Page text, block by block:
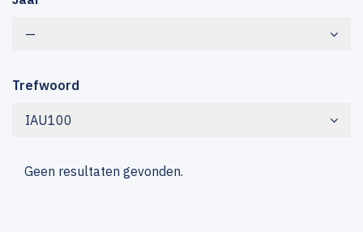
—
Trefwoord
IAU100
Geen resultaten gevonden.